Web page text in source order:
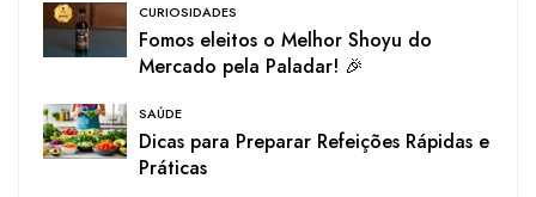
CURIOSIDADES
Fomos eleitos o Melhor Shoyu do
Mercado pela Paladar! 🎉
SAÚDE
Dicas para Preparar Refeições Rápidas e
Práticas